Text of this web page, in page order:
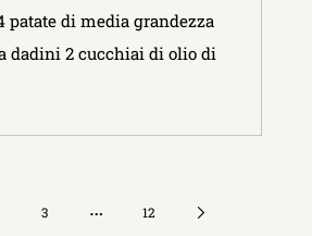
patate di media grandezza
dadini 2 cucchiai di olio di
3 … 12